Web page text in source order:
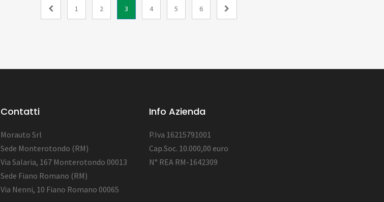
1 2 3 4 5 6
Contatti
Morauto Srl
Sede Monterotondo (RM)
Via Salaria, 167 Monterotondo 00013
Sede Fiano Romano (RM)
Via Nenni, 10 Fiano Romano 00065
Info Azienda
P.Iva 16215791001
Cap.Soc. 10.000,00 euro
N° REA RM-1642309